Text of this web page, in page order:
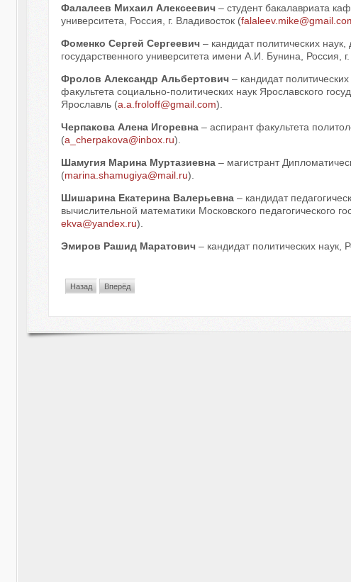
Фалалеев Михаил Алексеевич – студент бакалавриата
университета, Россия, г. Владивосток (
Фоменко Сергей Сергеевич – кандидат политических
государственного университета имени А.И. Бунина, Россия,
Фролов Александр Альбертович – кандидат
факультета социально-политических наук Ярославского
Ярославль (a.a.froloff@gmail.com).
Черпакова Алена Игоревна – аспирант факультета
(a_cherpakova@inbox.ru).
Шамугия Марина Муртазиевна – магистрант
(marina.shamugiya@mail.ru).
Шишарина Екатерина Валерьевна – кандидат
вычислительной математики Московского педагогического
ekva@yandex.ru).
Эмиров Рашид Маратович – кандидат политических наук,
Назад Вперёд